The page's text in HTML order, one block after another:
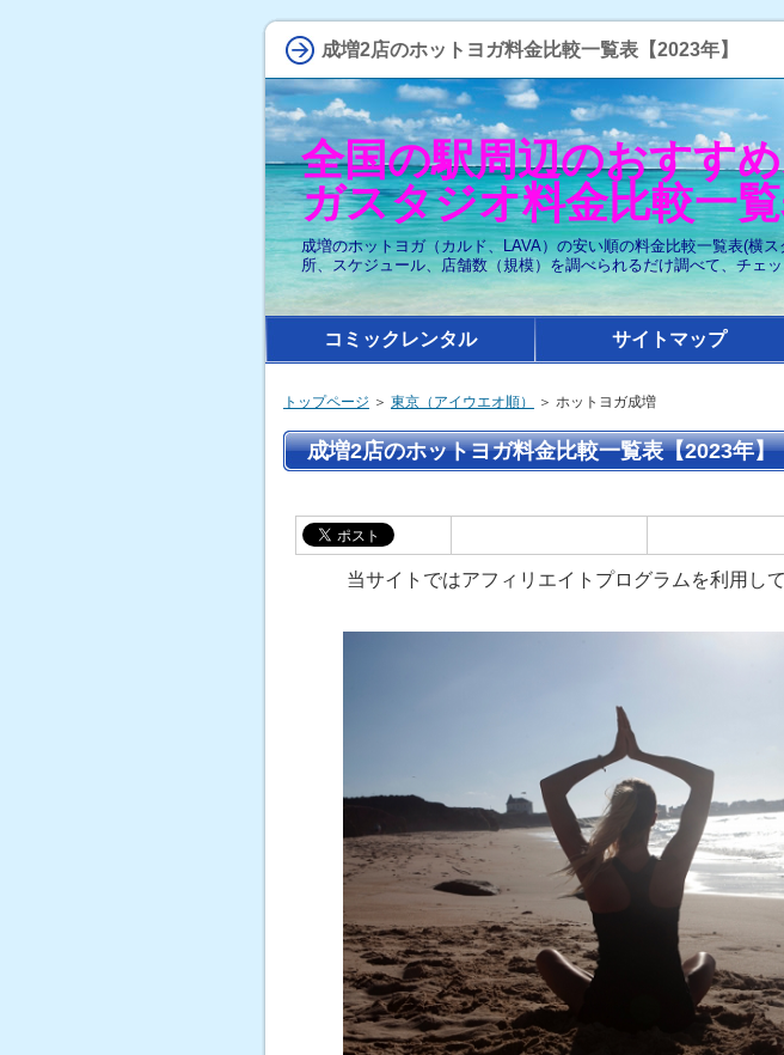
成増2店のホットヨガ料金比較一覧表【2023年】
全国の駅周辺のおすす
ガスタジオ料金比較一
成増のホットヨガ（カルド、LAVA）の安い順の料金比較一覧表(横
所、スケジュール、店舗数（規模）を調べられるだけ調べて、チェ
トップページ ＞ 東京（アイウエオ順） ＞ ホットヨガ成増
成増2店のホットヨガ料金比較一覧表【2023年】
当サイトではアフィリエイトプログラムを利用し
コミックレンタル サイトマップ